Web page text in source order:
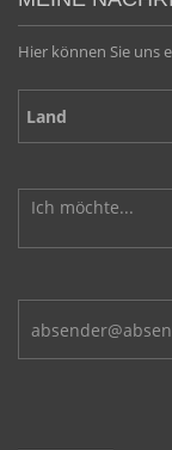
Hier können Sie uns